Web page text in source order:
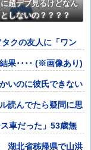
超デブ見るけどなん
しないの？？？？
クの友人に「ワン
果････ (※画像あり)
いのに彼氏できない
読んでたら疑問に思
車だった」53歳無
湖北省秭帰県で山洪